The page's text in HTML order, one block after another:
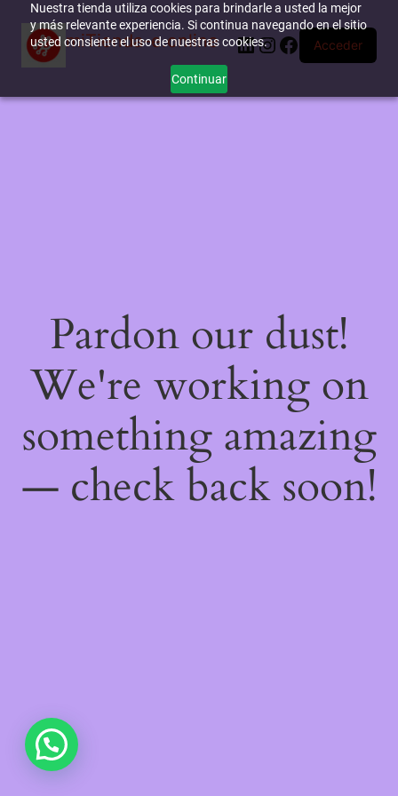
Nuestra tienda utiliza cookies para brindarle a usted la mejor
y más relevante experiencia. Si continua navegando en el sitio
usted consiente el uso de nuestras cookies.
Continuar
miTienda-e.online LinkedIn
Instagram
Facebook
Acceder
Pardon our dust!
We're working on
something amazing
— check back soon!